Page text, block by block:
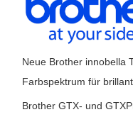
Neue Brother innobella
Farbspektrum für
Brother GTX- und